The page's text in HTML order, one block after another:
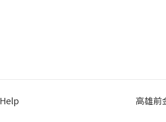
Help 高雄前